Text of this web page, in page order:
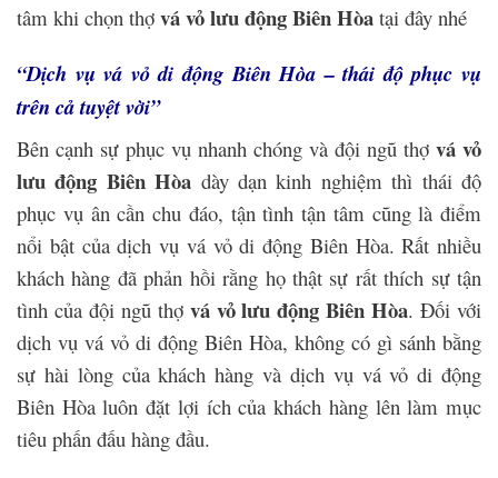
tâm khi chọn thợ vá vỏ lưu động Biên Hòa tại đây nhé
“Dịch vụ vá vỏ di động Biên Hòa – thái độ phục vụ
trên cả tuyệt vời”
Bên cạnh sự phục vụ nhanh chóng và đội ngũ thợ vá vỏ
lưu động Biên Hòa dày dạn kinh nghiệm thì thái độ
phục vụ ân cần chu đáo, tận tình tận tâm cũng là điểm
nổi bật của dịch vụ vá vỏ di động Biên Hòa. Rất nhiều
khách hàng đã phản hồi rằng họ thật sự rất thích sự tận
tình của đội ngũ thợ vá vỏ lưu động Biên Hòa. Đối với
dịch vụ vá vỏ di động Biên Hòa, không có gì sánh bằng
sự hài lòng của khách hàng và dịch vụ vá vỏ di động
Biên Hòa luôn đặt lợi ích của khách hàng lên làm mục
tiêu phấn đấu hàng đầu.